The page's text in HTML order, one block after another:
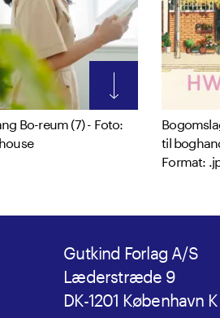
Bo-reum (7) - Foto:
til
Format:
Gutkind Forlag A/S
Læderstræde 9
DK-1201 København K